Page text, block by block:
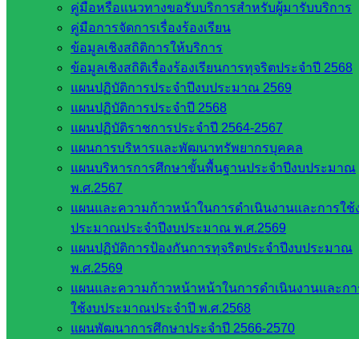
คู่มือหรือแนวทางขอรับบริการสำหรับผู้มารับบริการ
คู่มือการจัดการเรื่องร้องเรียน
ข้อมูลเชิงสถิติการให้บริการ
ข้อมูลเชิงสถิติเรื่องร้องเรียนการทุจริตประจำปี 2568
แผนปฏิบัติการประจำปีงบประมาณ 2569
แผนปฏิบัติการประจำปี 2568
แผนปฏิบัติราชการประจำปี 2564-2567
แผนการบริหารและพัฒนาทรัพยากรบุคคล
แผนบริหารการศึกษาขั้นพื้นฐานประจำปีงบประมาณ
พ.ศ.2567
แผนและความก้าวหน้าในการดำเนินงานและการใช้
ประมาณประจำปีงบประมาณ พ.ศ.2569
แผนปฏิบัติการป้องกันการทุจริตประจำปีงบประมาณ
พ.ศ.2569
แผนและความก้าวหน้าหน้าในการดำเนินงานและก
ใช้งบประมาณประจำปี พ.ศ.2568
แผนพัฒนาการศึกษาประจำปี 2566-2570
BANKOKTAHAN
หน่วยงาน
ที่เกี่ยวข้อง
กระทรวง
ศึกษาธิการ
กระทรวง
การ
อุดมศึกษา
สำนักงาน
เลขาธิการ
สภาการ